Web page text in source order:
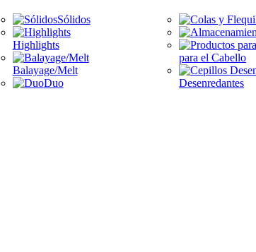
Sólidos
Highlights
Balayage/Melt
Duo
para el Cabello
Desenredantes